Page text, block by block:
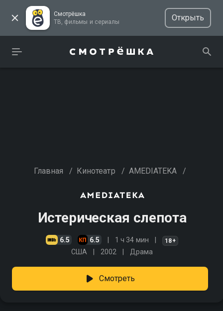
Смотрёшка
ТВ, фильмы и сериалы
Открыть
Главная / Кинотеатр / AMEDIATEKA /
Истерическая слепота
6.5 6.5 1 ч 34 мин 18+
США 2002 Драма
Смотреть